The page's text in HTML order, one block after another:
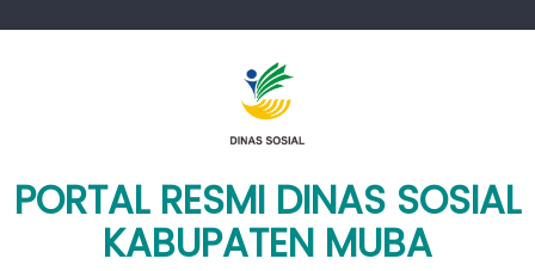
PORTAL RESMI DINAS SOSIAL
KABUPATEN MUBA